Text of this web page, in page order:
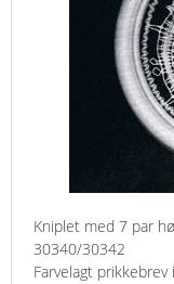
Kniplet med 7 par
30340/30342
Farvelagt